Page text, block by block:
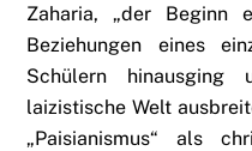
Zaharia, „der Beginn
Beziehungen eines
Schülern
laizistische Welt
„Paisianismus“ als